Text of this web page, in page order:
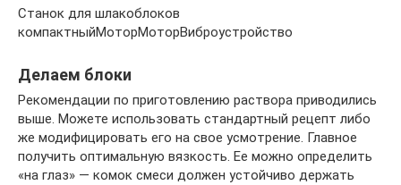
Станок для шлакоблоков
компактныйМоторМоторВиброустройство
Делаем блоки
Рекомендации по приготовлению раствора приводились
выше. Можете использовать стандартный рецепт либо
же модифицировать его на свое усмотрение. Главное
получить оптимальную вязкость. Ее можно определить
«на глаз» — комок смеси должен устойчиво держать